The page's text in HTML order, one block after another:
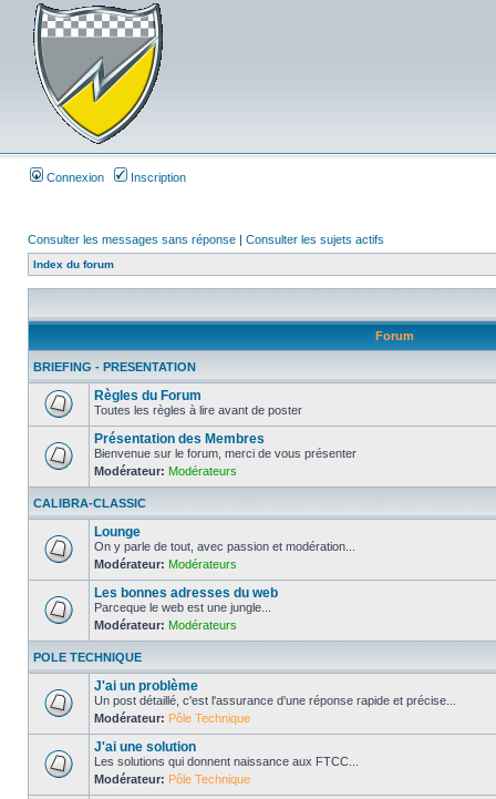
Connexion Inscription
Consulter les messages sans réponse | Consulter les sujets actifs
Index du forum
Forum
BRIEFING - PRESENTATION
Règles du Forum
Toutes les règles à lire avant de poster
Présentation des Membres
Bienvenue sur le forum, merci de vous présenter
Modérateur: Modérateurs
CALIBRA-CLASSIC
Lounge
On y parle de tout, avec passion et modération...
Modérateur: Modérateurs
Les bonnes adresses du web
Parceque le web est une jungle...
Modérateur: Modérateurs
POLE TECHNIQUE
J'ai un problème
Un post détaillé, c'est l'assurance d'une réponse rapide et précise...
Modérateur: Pôle Technique
J'ai une solution
Les solutions qui donnent naissance aux FTCC...
Modérateur: Pôle Technique